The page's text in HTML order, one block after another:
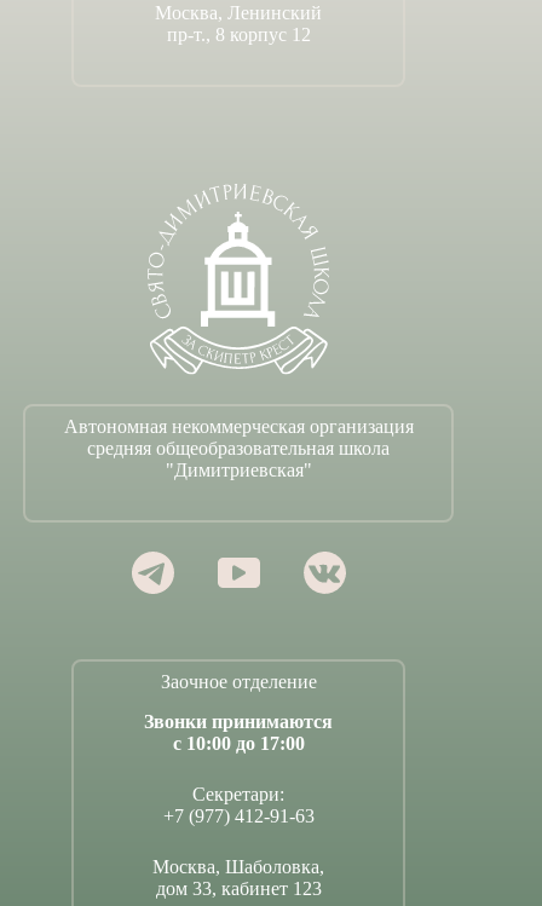
Москва, Ленинский
пр-т., 8 корпус 12
Автономная некоммерческая организация
средняя общеобразовательная школа
"Димитриевская"
Заочное отделение
Звонки принимаются
с 10:00 до 17:00
Секретари:
+7 (977) 412-91-63
Москва, Шаболовка,
дом 33, кабинет 123